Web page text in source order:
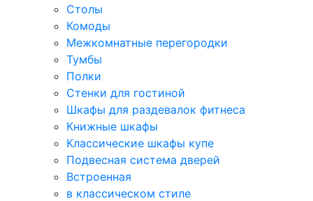
Столы
Комоды
Межкомнатные перегородки
Тумбы
Полки
Стенки для гостиной
Шкафы для раздевалок фитнеса
Книжные шкафы
Классические шкафы купе
Подвесная система дверей
Встроенная
в классическом стиле